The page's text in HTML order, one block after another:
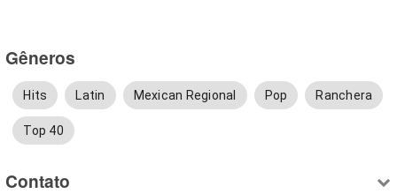
Gêneros
Hits Latin Mexican Regional Pop Ranchera
Top 40
Contato